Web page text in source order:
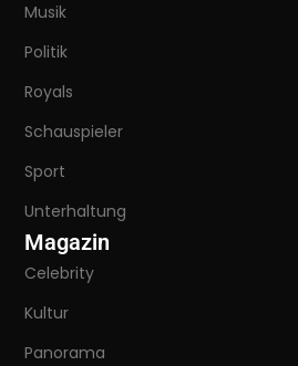
Musik
Politik
Royals
Schauspieler
Sport
Unterhaltung
Magazin
Celebrity
Kultur
Panorama